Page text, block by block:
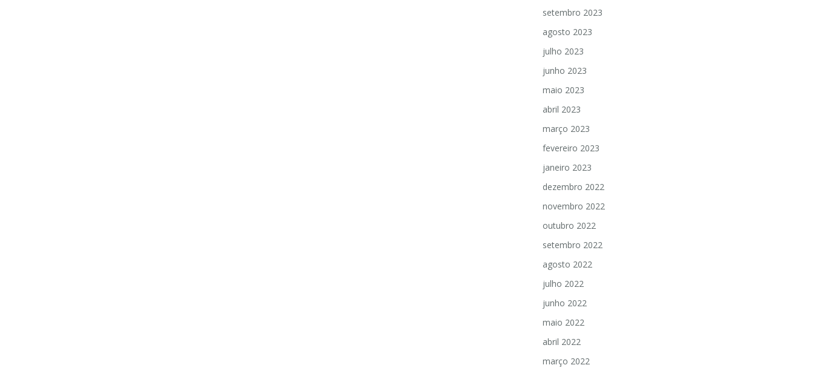
setembro 2023
agosto 2023
julho 2023
junho 2023
maio 2023
abril 2023
março 2023
fevereiro 2023
janeiro 2023
dezembro 2022
novembro 2022
outubro 2022
setembro 2022
agosto 2022
julho 2022
junho 2022
maio 2022
abril 2022
março 2022